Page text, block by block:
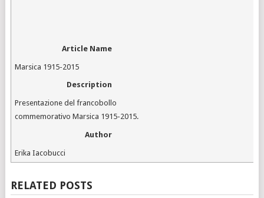
Article Name
Marsica 1915-2015
Description
Presentazione del francobollo
commemorativo Marsica 1915-2015.
Author
Erika Iacobucci
RELATED POSTS